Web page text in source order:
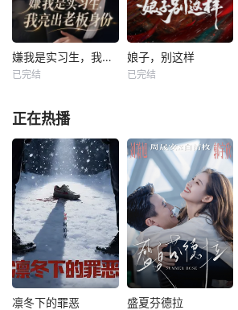
嫌我是实习生，我亮出老板身份
已完结
娘子，别这样
已完结
正在热播
凛冬下的罪恶 盛夏芬德拉